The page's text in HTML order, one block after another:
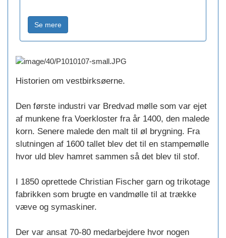
Historien om vestbirksøerne.
Den første industri var Bredvad mølle som var ejet
af munkene fra Voerkloster fra år 1400, den malede
korn. Senere malede den malt til øl brygning. Fra
slutningen af 1600 tallet blev det til en stampemølle
hvor uld blev hamret sammen så det blev til stof.
I 1850 oprettede Christian Fischer garn og trikotage
fabrikken som brugte en vandmølle til at trække
væve og symaskiner.
Der var ansat 70-80 medarbejdere hvor nogen